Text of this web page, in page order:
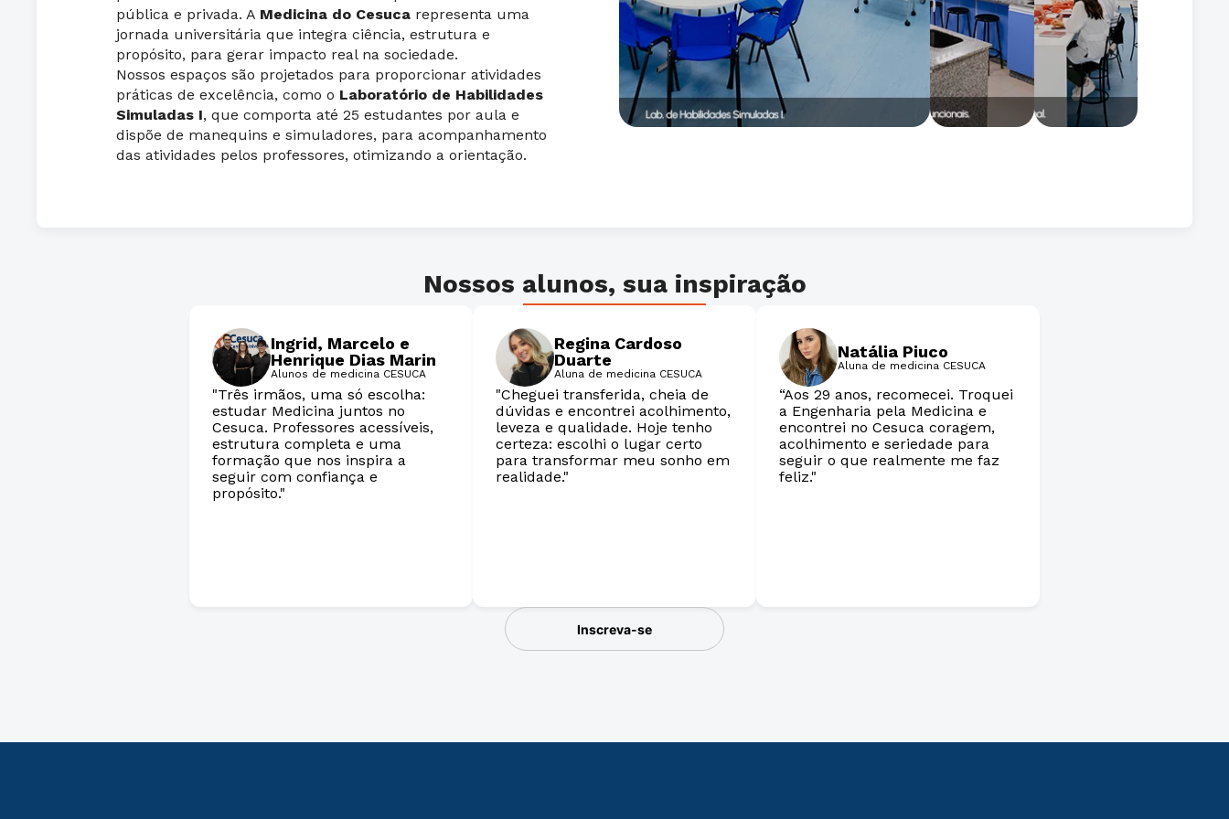
pública e privada. A Medicina do Cesuca representa uma
jornada universitária que integra ciência, estrutura e
propósito, para gerar impacto real na sociedade.
Nossos espaços são projetados para proporcionar atividades
práticas de excelência, como o Laboratório de Habilidades
Simuladas I, que comporta até 25 estudantes por aula e
dispõe de manequins e simuladores, para acompanhamento
das atividades pelos professores, otimizando a orientação.
Nossos alunos, sua inspiração
Ingrid, Marcelo e
Henrique Dias Marin
Alunos de medicina CESUCA
"Três irmãos, uma só escolha:
estudar Medicina juntos no
Cesuca. Professores acessíveis,
estrutura completa e uma
formação que nos inspira a
seguir com confiança e
propósito."
Regina Cardoso
Duarte
Aluna de medicina CESUCA
"Cheguei transferida, cheia de
dúvidas e encontrei acolhimento,
leveza e qualidade. Hoje tenho
certeza: escolhi o lugar certo
para transformar meu sonho em
realidade."
Natália Piuco
Aluna de medicina CESUCA
“Aos 29 anos, recomecei. Troquei
a Engenharia pela Medicina e
encontrei no Cesuca coragem,
acolhimento e seriedade para
seguir o que realmente me faz
feliz."
Inscreva-se